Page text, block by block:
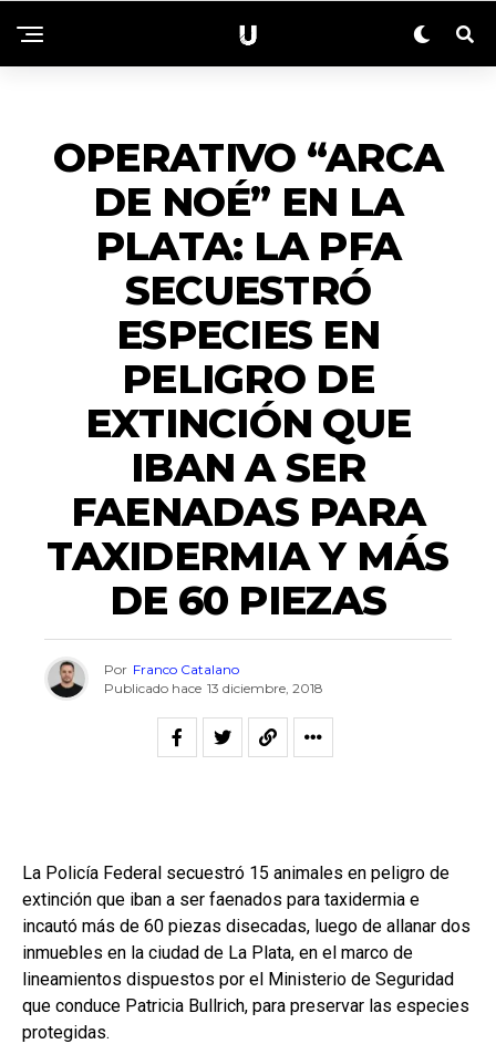
OPERATIVO “ARCA
DE NOÉ” EN LA
PLATA: LA PFA
SECUESTRÓ
ESPECIES EN
PELIGRO DE
EXTINCIÓN QUE
IBAN A SER
FAENADAS PARA
TAXIDERMIA Y MÁS
DE 60 PIEZAS
Por Franco Catalano
Publicado hace 13 diciembre, 2018
La Policía Federal secuestró 15 animales en peligro de
extinción que iban a ser faenados para taxidermia e
incautó más de 60 piezas disecadas, luego de allanar dos
inmuebles en la ciudad de La Plata, en el marco de
lineamientos dispuestos por el Ministerio de Seguridad
que conduce Patricia Bullrich, para preservar las especies
protegidas.